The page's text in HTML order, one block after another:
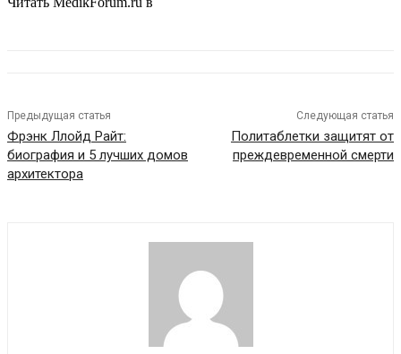
Предыдущая статья
Фрэнк Ллойд Райт:
биография и 5 лучших домов
архитектора
Следующая статья
Политаблетки защитят от
преждевременной смерти